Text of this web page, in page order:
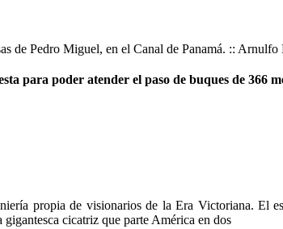
de Pedro Miguel, en el Canal de Panamá. ::
para poder atender el paso de buques de 366
propia de visionarios de la Era Victoriana. El
cicatriz que parte América en dos